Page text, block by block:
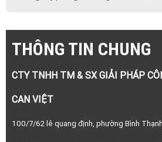
100/7/62 lê quang định, phường Bình